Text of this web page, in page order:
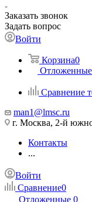
Заказать звонок
Задать вопрос
Войти
Корзина0
Отложенные
Сравнение
man1@lmsc.ru
г. Москва, 2-й
Контакты
...
Войти
Сравнение0
Отложенные 0